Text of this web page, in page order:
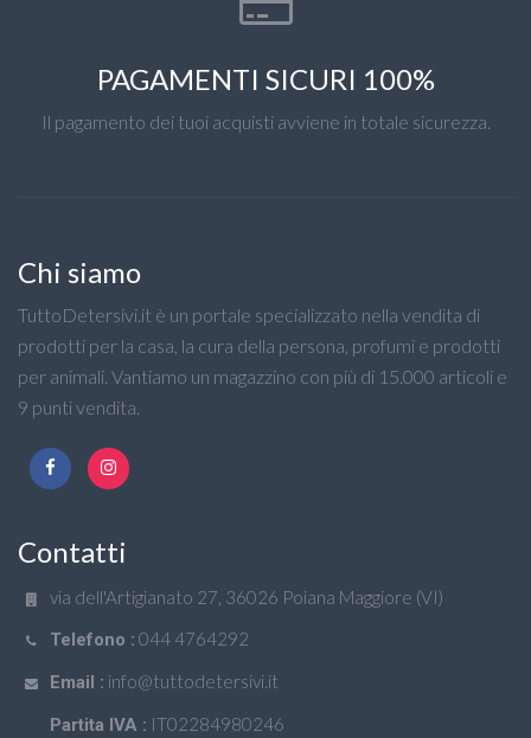
PAGAMENTI SICURI 100%
Il pagamento dei tuoi acquisti avviene in totale sicurezza.
Chi siamo
TuttoDetersivi.it è un portale specializzato nella vendita di
prodotti per la casa, la cura della persona, profumi e prodotti
per animali. Vantiamo un magazzino con più di 15.000 articoli e
9 punti vendita.
Contatti
via dell'Artigianato 27, 36026 Poiana Maggiore (VI)
Telefono : 044 4764292
Email : info@tuttodetersivi.it
Partita IVA : IT02284980246